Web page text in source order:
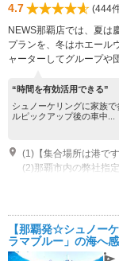
4.7
(444
NEWS那覇店では、夏は
プランを、冬はホエール
ャーターしてグループや
“時間を有効活用できる”
シュノーケリングに家族
ルピックアップ後の車中...
営業時間：8:00～
【那覇発☆シュノー
ラマブルー」の海へ